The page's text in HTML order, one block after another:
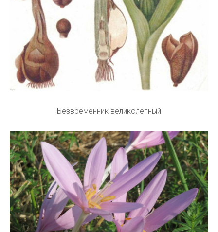
Безвременник великолепный